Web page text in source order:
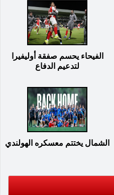
الفيحاء يحسم صفقة أوليفيرا
لتدعيم الدفاع
الشمال يختتم معسكره الهولندي